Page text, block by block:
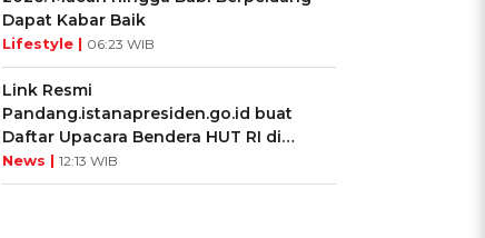
Dapat Kabar Baik
Lifestyle | 06:23 WIB
Link Resmi
Pandang.istanapresiden.go.id buat
Daftar Upacara Bendera HUT RI di
Istana Negara
News | 12:13 WIB